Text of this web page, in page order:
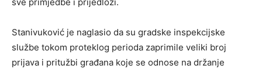
sve primjedbe i prijedlozi.
Stanivuković je naglasio da su gradske inspekcijske
službe tokom proteklog perioda zaprimile veliki broj
prijava i pritužbi građana koje se odnose na držanje